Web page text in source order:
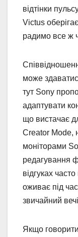
відтінки
Victus
радимо все ж
може
тут Sony
адаптувати
що вистачає
Creator Mode,
моніторами
редагування
відгуках
оживає під
звичайний
Якщо говорити